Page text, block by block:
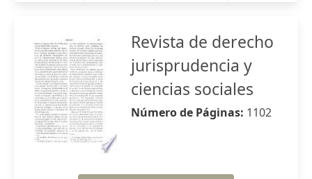
Revista de derecho
jurisprudencia y
ciencias sociales
Número de Páginas: 1102